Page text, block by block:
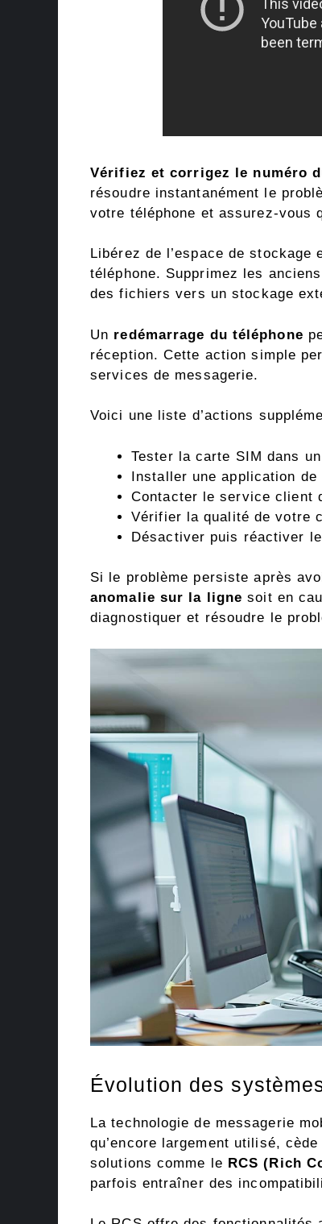
Vérifiez et corrigez le numéro
résoudre instantanément le
votre téléphone et assurez-vous
Libérez de l’espace de stockage
téléphone. Supprimez les
des fichiers vers un stockage
Un redémarrage du téléphone
réception. Cette action simple
services de messagerie.
Voici une liste d’actions
Tester la carte SIM dans
Installer une application
Contacter le service client
Vérifier la qualité de votre
Désactiver puis réactiver
Si le problème persiste après
anomalie sur la ligne soit en
diagnostiquer et résoudre le
Évolution des
La technologie de messagerie
qu’encore largement utilisé,
solutions comme le RCS (Rich
parfois entraîner des